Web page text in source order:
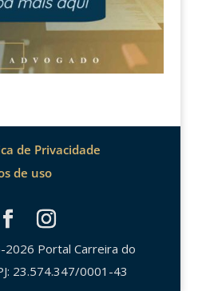
de Privacidade
de uso
Portal Carreira do
23.574.347/0001-43